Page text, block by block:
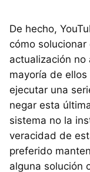
De hecho,
cómo
actualización no
mayoría de
ejecutar una
negar esta
sistema no la
veracidad de
preferido
alguna solución